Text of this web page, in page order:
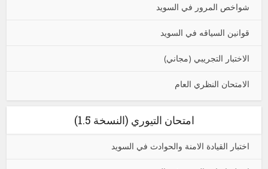
شواخص المرور في السويد
قوانين السياقه في السويد
الاختبار التجريبي (مجاني)
الامتحان النظري العام
امتحان التيوري (النسخة 1.5)
اختبار القيادة الامنة والحوادث في السويد